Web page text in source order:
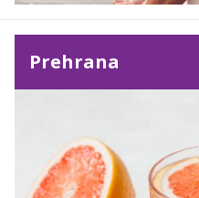
Prehrana